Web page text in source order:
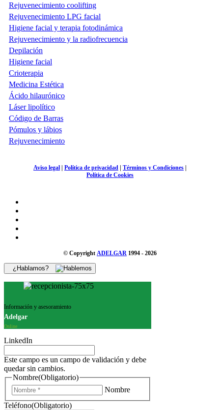
Rejuvenecimiento coolifting
Rejuvenecimiento LPG facial
Higiene facial y terapia fotodinámica
Rejuvenecimiento y la radiofrecuencia
Depilación
Higiene facial
Crioterapia
Medicina Estética
Ácido hilaurónico
Láser lipolítico
Código de Barras
Pómulos y lábios
Rejuvenecimiento
Aviso legal Política de privacidad Términos y Condiciones
Política de Cookies
© Copyright ADELGAR 1994 - 2026
¿Hablamos?
Información y asesoramiento
Adelgar
Online
LinkedIn
Este campo es un campo de validación y debe
quedar sin cambios.
Nombre(Obligatorio)
Nombre
Teléfono(Obligatorio)